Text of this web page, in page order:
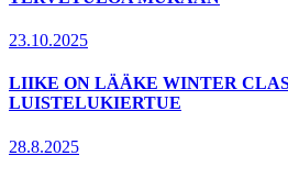
23.10.2025
LIIKE ON LÄÄKE WINTER
LUISTELUKIERTUE
28.8.2025